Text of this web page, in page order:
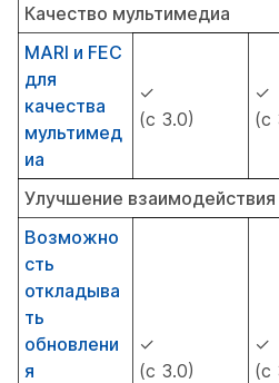
Качество мультимедиа
MARI и FEC
для
качества
мультимед
иа
✓
(с 3.0)
✓
(с
Улучшение
Возможно
сть
откладыва
ть
обновлени
я
✓
(с 3.0)
✓
(с